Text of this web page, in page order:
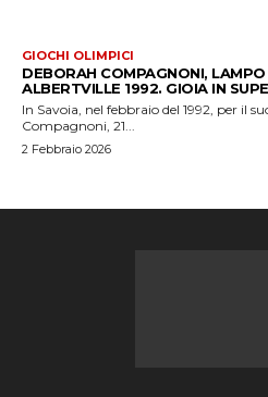
GIOCHI OLIMPICI
DEBORAH COMPAGNONI,
ALBERTVILLE 1992. GIOIA IN
In Savoia, nel febbraio del 1992, per il
Compagnoni, 21...
2 Febbraio 2026